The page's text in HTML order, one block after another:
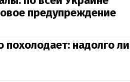
предупреждение
похолодает: надолго ли